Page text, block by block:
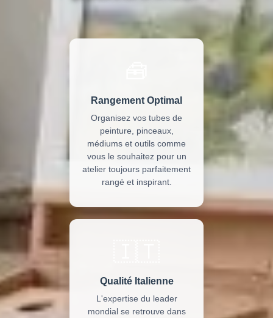
Rangement Optimal
Organisez vos tubes de
peinture, pinceaux,
médiums et outils comme
vous le souhaitez pour un
atelier toujours parfaitement
rangé et inspirant.
Qualité Italienne
L'expertise du leader
mondial se retrouve dans